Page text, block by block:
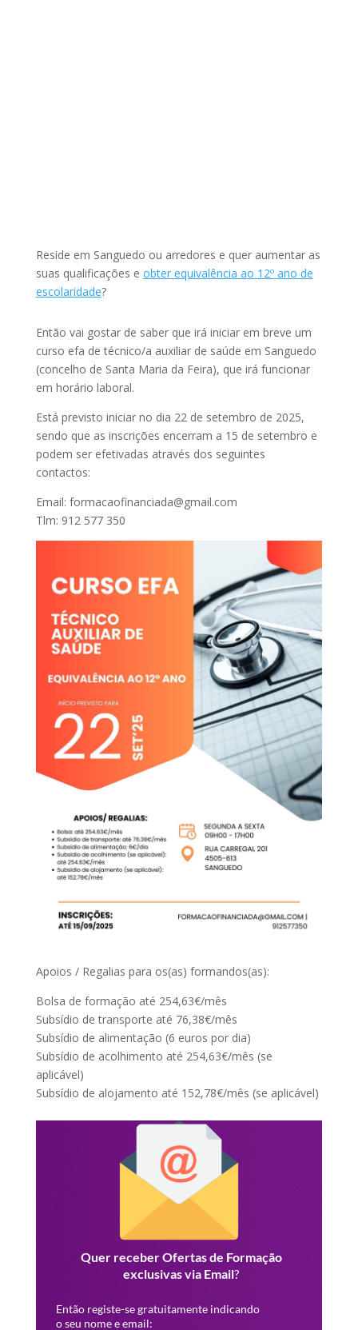
Reside em Sanguedo ou arredores e quer aumentar as
suas qualificações e obter equivalência ao 12º ano de
escolaridade?
Então vai gostar de saber que irá iniciar em breve um
curso efa de técnico/a auxiliar de saúde em Sanguedo
(concelho de Santa Maria da Feira), que irá funcionar
em horário laboral.
Está previsto iniciar no dia 22 de setembro de 2025,
sendo que as inscrições encerram a 15 de setembro e
podem ser efetivadas através dos seguintes
contactos:
Email: formacaofinanciada@gmail.com
Tlm: 912 577 350
Apoios / Regalias para os(as) formandos(as):
Bolsa de formação até 254,63€/mês
Subsídio de transporte até 76,38€/mês
Subsídio de alimentação (6 euros por dia)
Subsídio de acolhimento até 254,63€/mês (se
aplicável)
Subsídio de alojamento até 152,78€/mês (se aplicável)